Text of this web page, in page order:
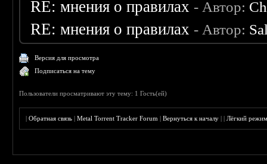
RE: мнения о правилах - Автор:
RE: мнения о правилах - Автор:
Версия для просмотра
Подписаться на тему
Пользователи просматривают эту тему: 1 Гость(ей)
|Обратная связь |Metal Torrent Tracker Forum |Вернуться к началу ||Лёгкий